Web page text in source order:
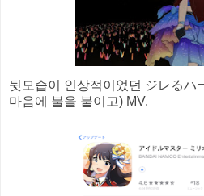
뒷모습이 인상적이었던 ジレるハ
마음에 불을 붙이고) MV.